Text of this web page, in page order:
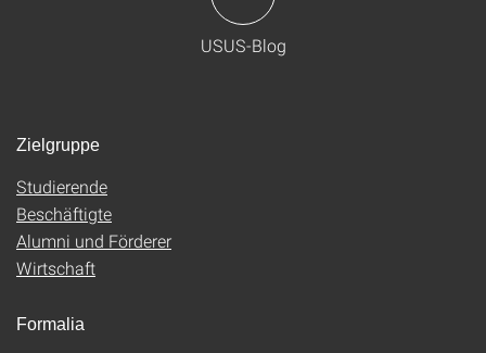
USUS-Blog
Zielgruppe
Studierende
Beschäftigte
Alumni und Förderer
Wirtschaft
Formalia